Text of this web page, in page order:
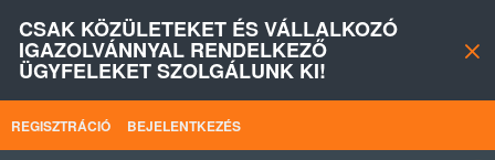
CSAK KÖZÜLETEKET ÉS VÁLLALKOZÓ
IGAZOLVÁNNYAL RENDELKEZŐ
ÜGYFELEKET SZOLGÁLUNK KI!
REGISZTRÁCIÓ BEJELENTKEZÉS